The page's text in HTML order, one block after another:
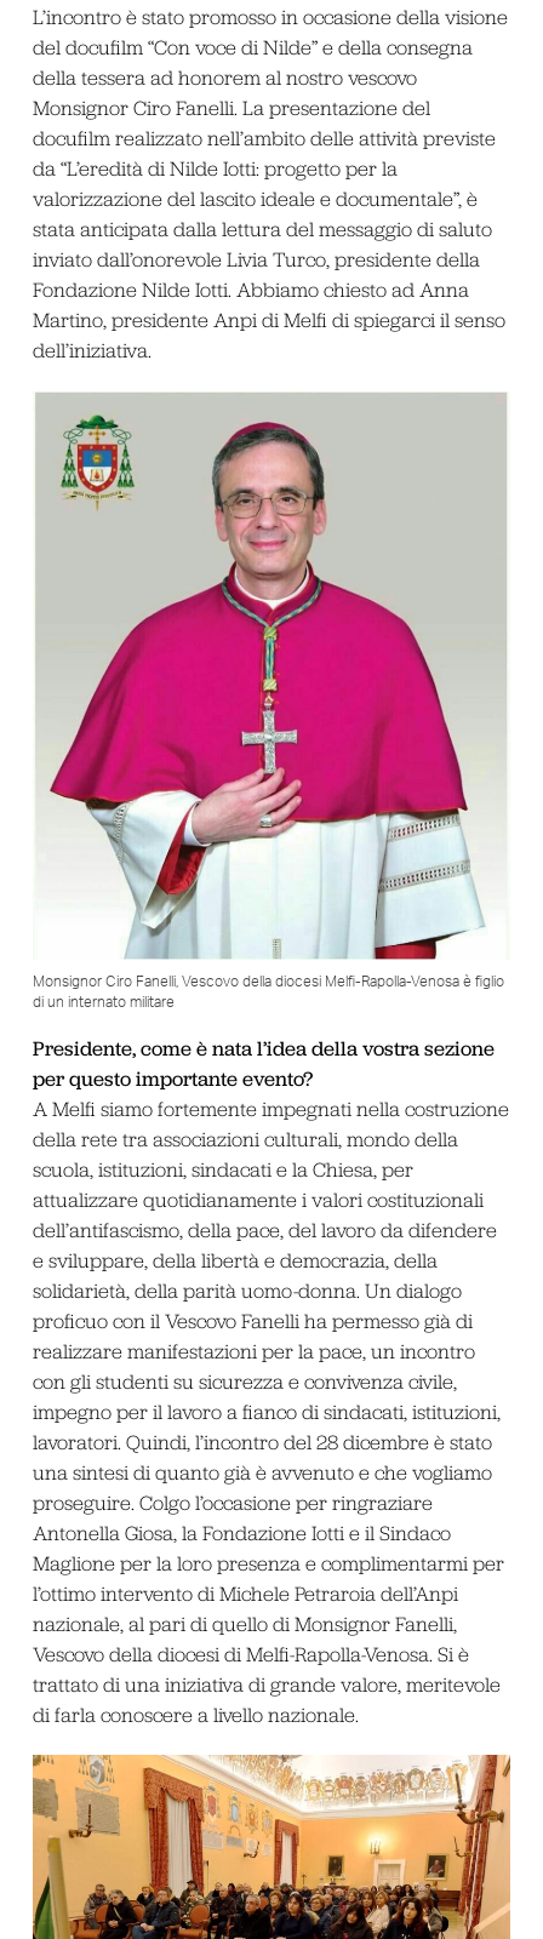
L’incontro è stato promosso in occasione della visione
del docufilm “Con voce di Nilde” e della consegna
della tessera ad honorem al nostro vescovo
Monsignor Ciro Fanelli. La presentazione del
docufilm realizzato nell’ambito delle attività previste
da “L’eredità di Nilde Iotti: progetto per la
valorizzazione del lascito ideale e documentale”, è
stata anticipata dalla lettura del messaggio di saluto
inviato dall’onorevole Livia Turco, presidente della
Fondazione Nilde Iotti. Abbiamo chiesto ad Anna
Martino, presidente Anpi di Melfi di spiegarci il senso
dell’iniziativa.
Monsignor Ciro Fanelli, Vescovo della diocesi Melfi-Rapolla-Venosa è figlio
di un internato militare
Presidente, come è nata l’idea della vostra sezione
per questo importante evento?
A Melfi siamo fortemente impegnati nella costruzione
della rete tra associazioni culturali, mondo della
scuola, istituzioni, sindacati e la Chiesa, per
attualizzare quotidianamente i valori costituzionali
dell’antifascismo, della pace, del lavoro da difendere
e sviluppare, della libertà e democrazia, della
solidarietà, della parità uomo-donna. Un dialogo
proficuo con il Vescovo Fanelli ha permesso già di
realizzare manifestazioni per la pace, un incontro
con gli studenti su sicurezza e convivenza civile,
impegno per il lavoro a fianco di sindacati, istituzioni,
lavoratori. Quindi, l’incontro del 28 dicembre è stato
una sintesi di quanto già è avvenuto e che vogliamo
proseguire. Colgo l’occasione per ringraziare
Antonella Giosa, la Fondazione Iotti e il Sindaco
Maglione per la loro presenza e complimentarmi per
l’ottimo intervento di Michele Petraroia dell’Anpi
nazionale, al pari di quello di Monsignor Fanelli,
Vescovo della diocesi di Melfi-Rapolla-Venosa. Si è
trattato di una iniziativa di grande valore, meritevole
di farla conoscere a livello nazionale.